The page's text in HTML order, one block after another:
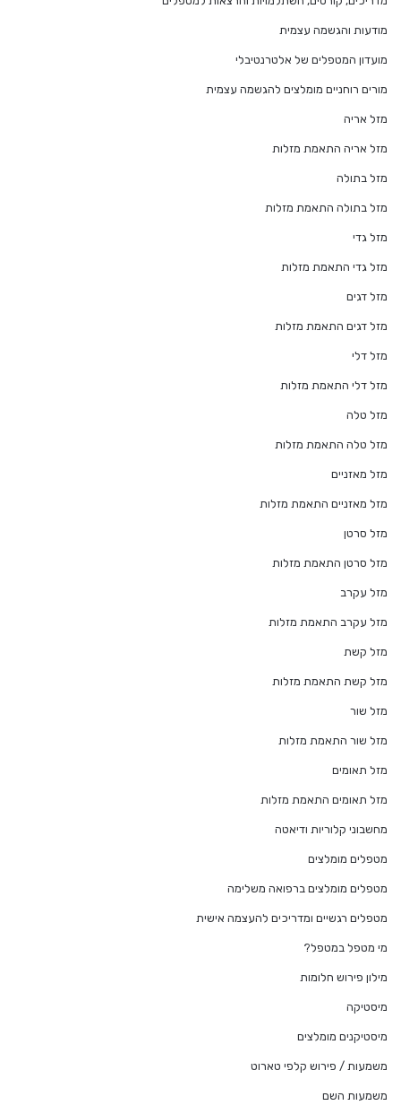
מודעות והגשמה עצמית
מועדון המטפלים של אלטרנטיבלי
מורים רוחניים מומלצים להגשמה עצמית
מזל אריה
מזל אריה התאמת מזלות
מזל בתולה
מזל בתולה התאמת מזלות
מזל גדי
מזל גדי התאמת מזלות
מזל דגים
מזל דגים התאמת מזלות
מזל דלי
מזל דלי התאמת מזלות
מזל טלה
מזל טלה התאמת מזלות
מזל מאזניים
מזל מאזניים התאמת מזלות
מזל סרטן
מזל סרטן התאמת מזלות
מזל עקרב
מזל עקרב התאמת מזלות
מזל קשת
מזל קשת התאמת מזלות
מזל שור
מזל שור התאמת מזלות
מזל תאומים
מזל תאומים התאמת מזלות
מחשבוני קלוריות ודיאטה
מטפלים מומלצים
מטפלים מומלצים ברפואה משלימה
מטפלים רגשיים ומדריכים להעצמה אישית
מי מטפל במטפל?
מילון פירוש חלומות
מיסטיקה
מיסטיקנים מומלצים
משמעות / פירוש קלפי טארוט
משמעות השם